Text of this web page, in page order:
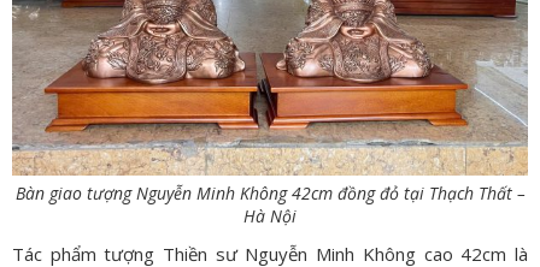
Bàn giao tượng Nguyễn Minh Không 42cm đồng đỏ tại Thạch Thất –
Hà Nội
Tác phẩm tượng Thiền sư Nguyễn Minh Không cao 42cm là